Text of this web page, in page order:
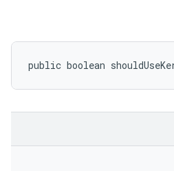
public boolean